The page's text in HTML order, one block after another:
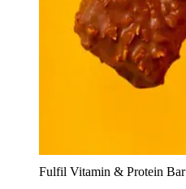
Fulfil Vitamin & Protein Bar